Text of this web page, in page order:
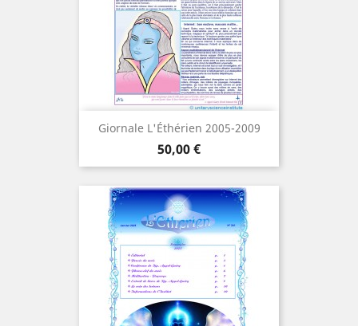
Giornale L'Éthérien 2005-2009
Prezzo
50,00 €